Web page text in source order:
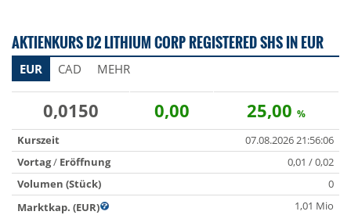
AKTIENKURS D2 LITHIUM CORP REGISTERED SHS IN EUR
EUR CAD MEHR
0,0150 0,00 25,00 %
Kurszeit
07.08.2026 21:56:06
Vortag/ Eröffnung
0,01 / 0,02
Volumen (Stück)
0
Marktkap. (EUR)
1,01 Mio